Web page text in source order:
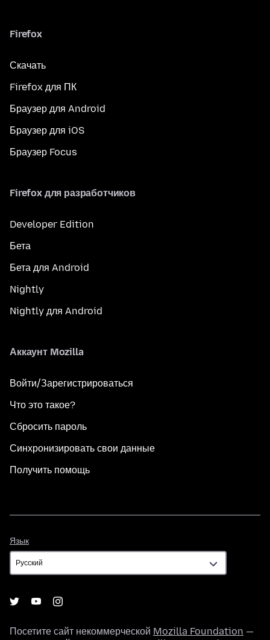
Firefox
Скачать
Firefox для ПК
Браузер для Android
Браузер для iOS
Браузер Focus
Firefox для разработчиков
Developer Edition
Бета
Бета для Android
Nightly
Nightly для Android
Аккаунт Mozilla
Войти/Зарегистрироваться
Что это такое?
Сбросить пароль
Синхронизировать свои данные
Получить помощь
Язык
Посетите сайт некоммерческой Mozilla Foundation —